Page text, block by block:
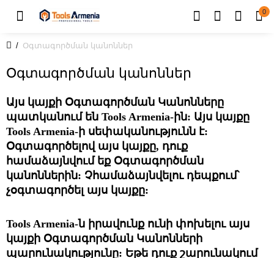
0
Օգտագործման կանոններ
Օգտագործման կանոններ
Այս կայքի Օգտագործման Կանոնները
Tools Armenia-ի սեփականությունն է:
Օգտագործելով այս կայքը, դուք
համաձայնվում եք Օգտագործման
կանոններին: Չհամաձայնվելու դեպքում՝
չօգտագործել այս կայքը:
Tools Armenia-ն իրավունք ունի փոխելու այս
կայքի Օգտագործման Կանոնների
պարունակությունը: Եթե դուք շարունակում